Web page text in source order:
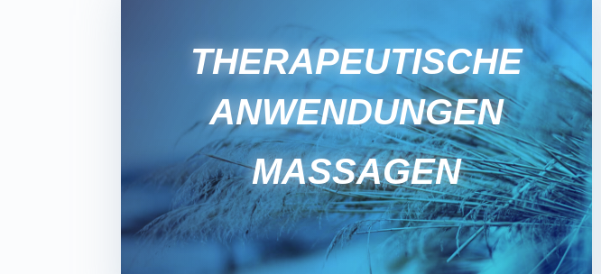
THERAPEU­TISCHE
ANWEN­DUNGEN
MASSAGEN